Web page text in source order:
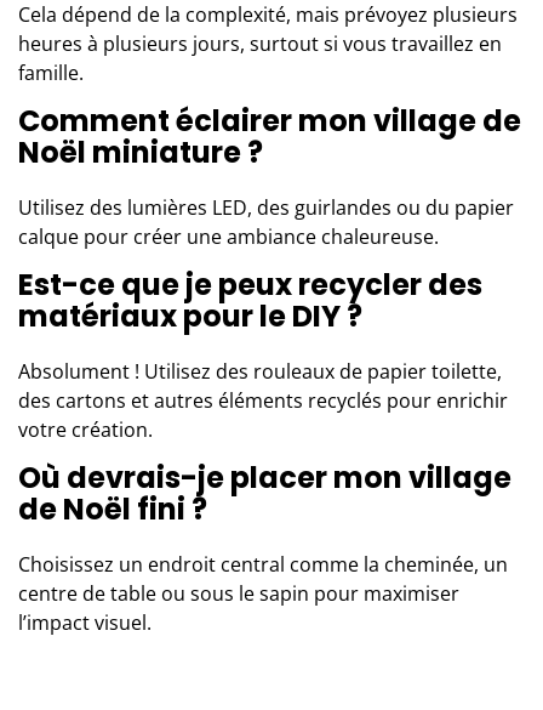
Cela dépend de la complexité, mais prévoyez plusieurs
heures à plusieurs jours, surtout si vous travaillez en
famille.
Comment éclairer mon village de
Noël miniature ?
Utilisez des lumières LED, des guirlandes ou du papier
calque pour créer une ambiance chaleureuse.
Est-ce que je peux recycler des
matériaux pour le DIY ?
Absolument ! Utilisez des rouleaux de papier toilette,
des cartons et autres éléments recyclés pour enrichir
votre création.
Où devrais-je placer mon village
de Noël fini ?
Choisissez un endroit central comme la cheminée, un
centre de table ou sous le sapin pour maximiser
l’impact visuel.